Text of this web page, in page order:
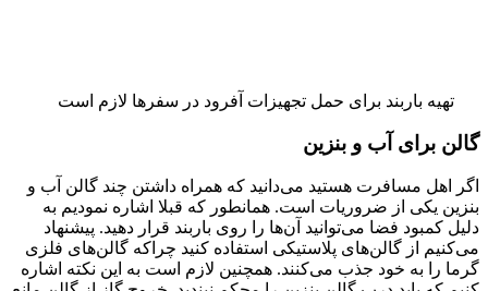
تهیه باربند برای حمل تجهیزات آفرود در سفرها لازم است
گالن برای آب و بنزین
اگر اهل مسافرت هستید می‌دانید که همراه داشتن چند گالن آب و
بنزین یکی از ضروریات است. همانطور که قبلا اشاره نمودیم به
دلیل کمبود فضا می‌توانید آن‌ها را روی باربند قرار دهید. پیشنهاد
می‌کنیم از گالن‌های پلاستیکی استفاده کنید چراکه گالن‌های فلزی
گرما را به خود جذب می‌کنند. همچنین لازم است به این نکته اشاره